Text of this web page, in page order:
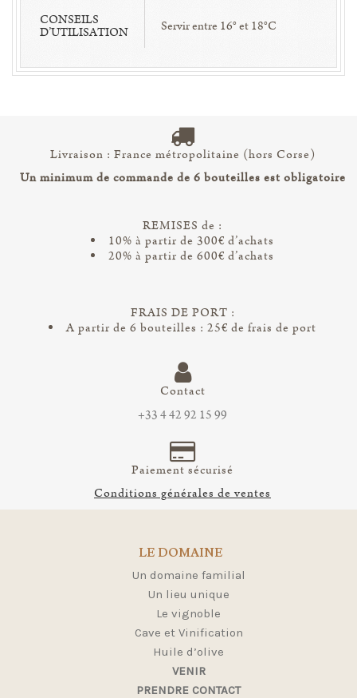
CONSEILS
D’UTILISATION Servir entre 16° et 18°C
Livraison : France métropolitaine (hors Corse)
Un minimum de commande de 6 bouteilles est obligatoire
REMISES de :
10% à partir de 300€ d’achats
20% à partir de 600€ d’achats
FRAIS DE PORT :
A partir de 6 bouteilles : 25€ de frais de port
Contact
+33 4 42 92 15 99
Paiement sécurisé
Conditions générales de ventes
LE DOMAINE
Un domaine familial
Un lieu unique
Le vignoble
Cave et Vinification
Huile d’olive
VENIR
PRENDRE CONTACT